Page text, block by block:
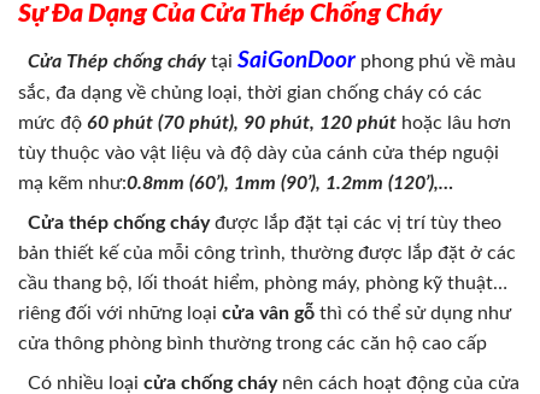
Sự Đa Dạng Của Cửa Thép Chống Cháy
Cửa Thép chống cháy tại SaiGonDoor phong phú về màu
sắc, đa dạng về chủng loại, thời gian chống cháy có các
mức độ 60 phút (70 phút), 90 phút, 120 phút hoặc lâu hơn
tùy thuộc vào vật liệu và độ dày của cánh cửa thép nguội
mạ kẽm như:0.8mm (60’), 1mm (90’), 1.2mm (120’),…
Cửa thép chống cháyđược lắp đặt tại các vị trí tùy theo
bản thiết kế của mỗi công trình, thường được lắp đặt ở các
cầu thang bộ, lối thoát hiểm, phòng máy, phòng kỹ thuật…
riêng đối với những loại cửa vân gỗ thì có thể sử dụng như
cửa thông phòng bình thường trong các căn hộ cao cấp
Có nhiều loại cửa chống cháynên cách hoạt động của cửa